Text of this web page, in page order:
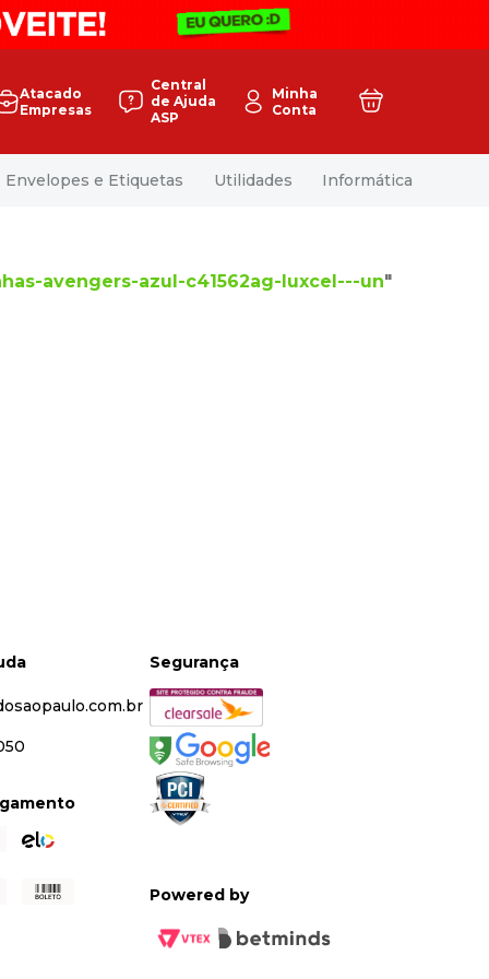
Atacado
Empresas
Central
de Ajuda
ASP
Minha
Conta
Envelopes e Etiquetas Utilidades Informática
avengers-azul-c41562ag-luxcel---un"
Segurança
Powered by